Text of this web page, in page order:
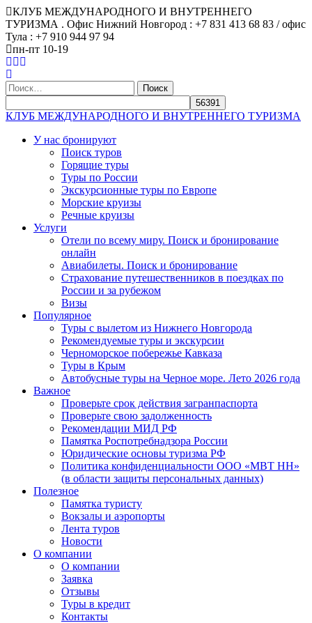
КЛУБ МЕЖДУНАРОДНОГО И ВНУТРЕННЕГО
ТУРИЗМА . Офис Нижний Новгород : +7 831 413 68 83 / офис
Тула : +7 910 944 97 94
пн-пт 10-19
Найти:
КЛУБ МЕЖДУНАРОДНОГО И ВНУТРЕННЕГО ТУРИЗМА
У нас бронируют
Поиск туров
Горящие туры
Туры по России
Экскурсионные туры по Европе
Морские круизы
Речные круизы
Услуги
Отели по всему миру. Поиск и бронирование
онлайн
Авиабилеты. Поиск и бронирование
Страхование путешественников в поездках по
России и за рубежом
Визы
Популярное
Туры с вылетом из Нижнего Новгорода
Рекомендуемые туры и экскурсии
Черноморское побережье Кавказа
Туры в Крым
Автобусные туры на Черное море. Лето 2026 года
Важное
Проверьте срок действия загранпаспорта
Проверьте свою задолженность
Рекомендации МИД РФ
Памятка Роспотребнадзора России
Юридические основы туризма РФ
Политика конфиденциальности ООО «МВТ НН»
(в области защиты персональных данных)
Полезное
Памятка туристу
Вокзалы и аэропорты
Лента туров
Новости
О компании
О компании
Заявка
Отзывы
Туры в кредит
Контакты